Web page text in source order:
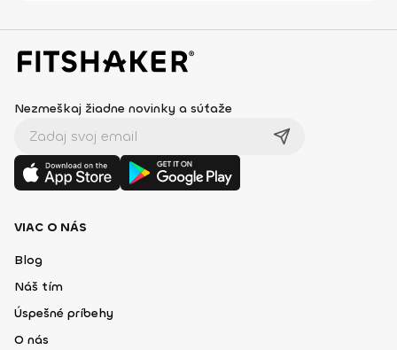
Nezmeškaj žiadne novinky a súťaže
VIAC O NÁS
Blog
Náš tím
Úspešné príbehy
O nás